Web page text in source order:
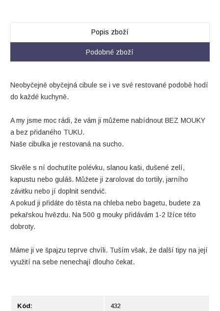
Popis zboží
Podobné zboží
Neobyčejně obyčejná cibule se i ve své restované podobě hodí
do každé kuchyně.
A my jsme moc rádi, že vám ji můžeme nabídnout BEZ MOUKY
a bez přidaného TUKU.
Naše cibulka je restovaná na sucho.
Skvěle s ní dochutíte polévku, slanou kaši, dušené zelí,
kapustu nebo guláš. Můžete ji zarolovat do tortily, jarního
závitku nebo jí doplnit sendvič.
A pokud ji přidáte do těsta na chleba nebo bagetu, budete za
pekařskou hvězdu. Na 500 g mouky přidávám 1-2 lžíce této
dobroty.
Máme ji ve špajzu teprve chvíli. Tuším však, že další tipy na její
využití na sebe nenechají dlouho čekat.
Kód: 432